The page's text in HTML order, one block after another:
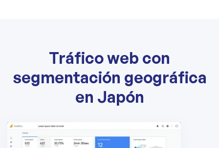
Tráfico web con
segmentación geográfica
en Japón